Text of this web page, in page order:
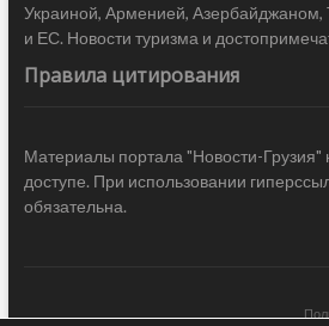
Украиной, Арменией,
и ЕС. Новости туризма и
Правила цитирования
Материалы портала "Новости-Грузия"
доступе. При использовании
обязательна.